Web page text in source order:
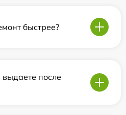
быстрее?
после